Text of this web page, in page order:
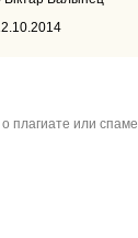
плагиате или спаме